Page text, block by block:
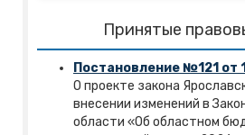
Принятые
Постановление №121 от
О проекте закона
внесении изменений в
области «Об областном